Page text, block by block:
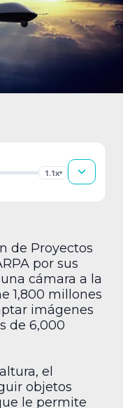
1.1x▾
de Proyectos
por sus
cámara a la
1,800 millones
imágenes
de 6,000
el
objetos
le permite